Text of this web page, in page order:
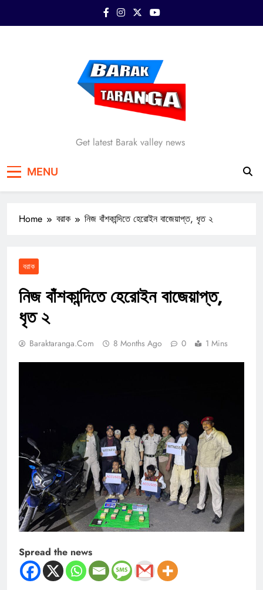
Barak Taranga
Get latest Barak valley news
MENU
Home বরাক নিজ বাঁশকান্দিতে হেরোইন বাজেয়াপ্ত, ধৃত ২
বরাক
নিজ বাঁশকান্দিতে হেরোইন বাজেয়াপ্ত,
ধৃত ২
Baraktaranga.com 8 Months Ago 0 1 Mins
Spread the news